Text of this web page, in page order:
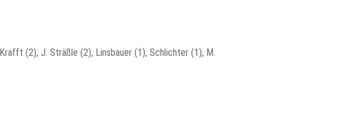
(2), J. Sträßle (2), Linsbauer (1), Schlichter (1), M.